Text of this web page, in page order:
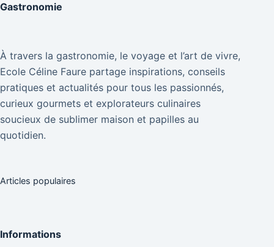
Gastronomie
À travers la gastronomie, le voyage et l’art de vivre,
Ecole Céline Faure partage inspirations, conseils
pratiques et actualités pour tous les passionnés,
curieux gourmets et explorateurs culinaires
soucieux de sublimer maison et papilles au
quotidien.
Articles populaires
Informations